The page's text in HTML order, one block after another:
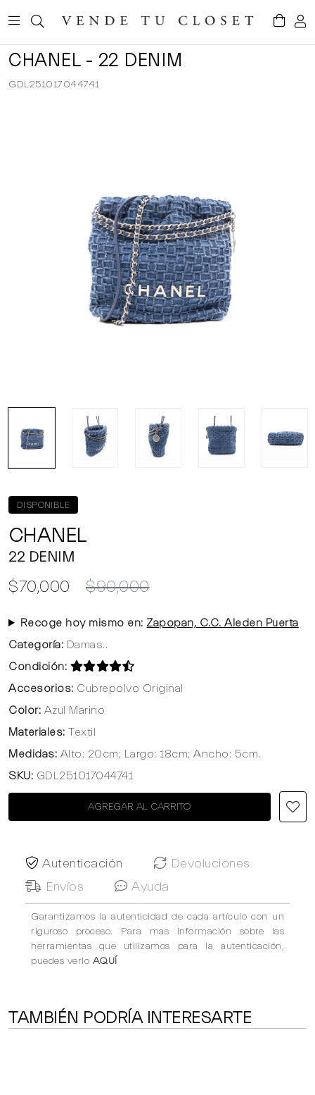
CHANEL - 22 DENIM
GDL251017044741
DISPONIBLE
CHANEL
22 DENIM
$70,000 $90,000
Recoge hoy mismo en: Zapopan, C.C. Aleden Puerta
Categoría: Damas..
Condición:
Accesorios: Cubrepolvo Original
Color: Azul Marino
Materiales: Textil
Medidas: Alto: 20cm; Largo: 18cm; Ancho: 5cm.
SKU: GDL251017044741
AGREGAR AL CARRITO
Autenticación
Devoluciones
Envíos
Ayuda
Garantizamos la autenticidad de cada artículo con un
riguroso proceso. Para mas información sobre las
herramientas que utilizamos para la autenticación,
puedes verlo AQUÍ
TAMBIÉN PODRÍA INTERESARTE